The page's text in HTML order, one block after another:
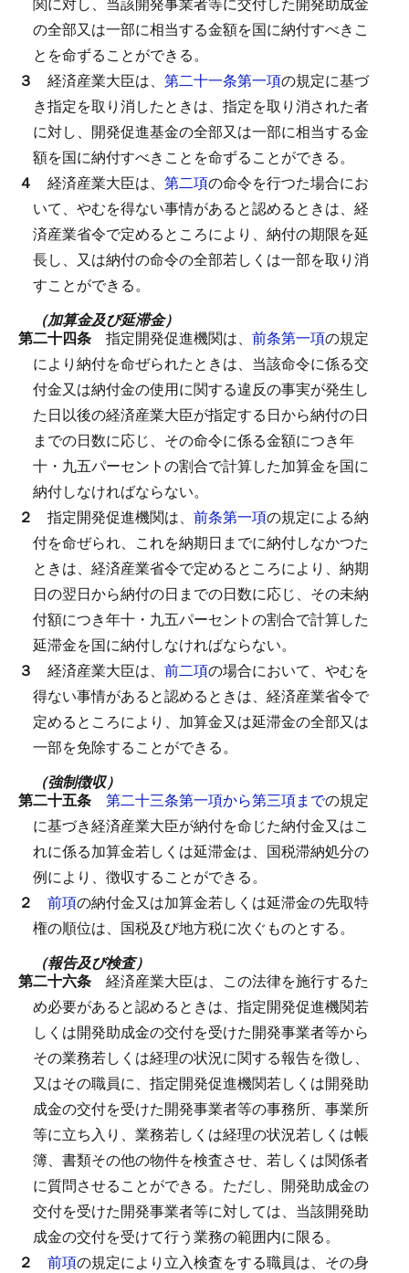
の全部又は一部に相当する金額を国に納付すべきこ
とを命ずることができる。
３ 経済産業大臣は、 第二十一条第一項の規定に基づ
き指定を取り消したときは、指定を取り消された者
に対し、開発促進基金の全部又は一部に相当する金
額を国に納付すべきことを命ずることができる。
４ 経済産業大臣は、 第二項の命令を行つた場合にお
いて、やむを得ない事情があると認めるときは、経
済産業省令で定めるところにより、納付の期限を延
長し、又は納付の命令の全部若しくは一部を取り消
すことができる。
（加算金及び延滞金）
第二十四条 指定開発促進機関は、 前条第一項の規定
により納付を命ぜられたときは、当該命令に係る交
付金又は納付金の使用に関する違反の事実が発生し
た日以後の経済産業大臣が指定する日から納付の日
までの日数に応じ、その命令に係る金額につき年
十・九五パーセントの割合で計算した加算金を国に
納付しなければならない。
２ 指定開発促進機関は、 前条第一項の規定による納
付を命ぜられ、これを納期日までに納付しなかつた
ときは、経済産業省令で定めるところにより、納期
日の翌日から納付の日までの日数に応じ、その未納
付額につき年十・九五パーセントの割合で計算した
延滞金を国に納付しなければならない。
３ 経済産業大臣は、 前二項の場合において、やむを
得ない事情があると認めるときは、経済産業省令で
定めるところにより、加算金又は延滞金の全部又は
一部を免除することができる。
（強制徴収）
第二十五条 第二十三条第一項から第三項までの規定
に基づき経済産業大臣が納付を命じた納付金又はこ
れに係る加算金若しくは延滞金は、国税滞納処分の
例により、徴収することができる。
２ 前項の納付金又は加算金若しくは延滞金の先取特
権の順位は、国税及び地方税に次ぐものとする。
（報告及び検査）
第二十六条 経済産業大臣は、この法律を施行するた
め必要があると認めるときは、指定開発促進機関若
しくは開発助成金の交付を受けた開発事業者等から
その業務若しくは経理の状況に関する報告を徴し、
又はその職員に、指定開発促進機関若しくは開発助
成金の交付を受けた開発事業者等の事務所、事業所
等に立ち入り、業務若しくは経理の状況若しくは帳
簿、書類その他の物件を検査させ、若しくは関係者
に質問させることができる。 ただし、開発助成金の
交付を受けた開発事業者等に対しては、当該開発助
成金の交付を受けて行う業務の範囲内に限る。
２ 前項の規定により立入検査をする職員は、その身